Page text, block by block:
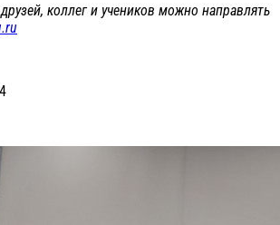
коллег и учеников можно направлять